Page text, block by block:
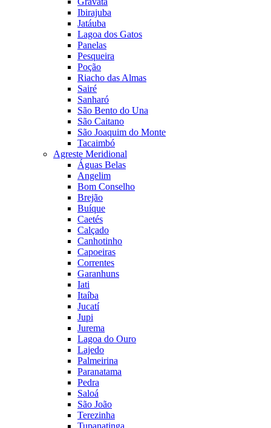
Ibirajuba
Jatáuba
Lagoa dos Gatos
Panelas
Pesqueira
Poção
Riacho das Almas
Sairé
Sanharó
São Bento do Una
São Caitano
São Joaquim do Monte
Tacaimbó
Agreste Meridional
Águas Belas
Angelim
Bom Conselho
Brejão
Buíque
Caetés
Calçado
Canhotinho
Capoeiras
Correntes
Garanhuns
Iati
Itaíba
Jucatí
Jupi
Jurema
Lagoa do Ouro
Lajedo
Palmeirina
Paranatama
Pedra
Saloá
São João
Terezinha
Tupanatinga